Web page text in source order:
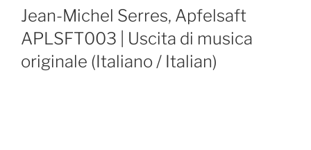
Jean-Michel Serres, Apfelsaft
APLSFT003 | Uscita di musica
originale (Italiano / Italian)